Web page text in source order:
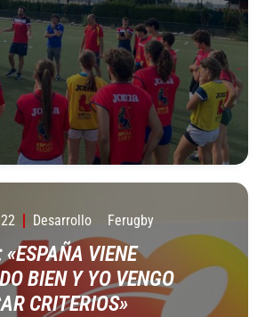
Desarrollo Ferugby
VIENE
BIEN Y YO VENGO
CRITERIOS»